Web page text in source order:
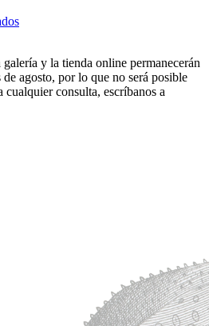
galería y la tienda online permanecerán
agosto, por lo que no será posible
consulta, escríbanos a